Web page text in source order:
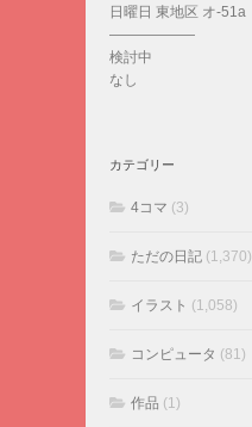
日曜日 東地区 オ-51a
——————
検討中
なし
カテゴリー
4コマ (3)
ただの日記 (1,370)
イラスト (1,058)
コンピュータ (81)
作品 (1)